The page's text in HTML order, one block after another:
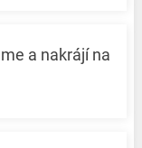
a nakrájí na